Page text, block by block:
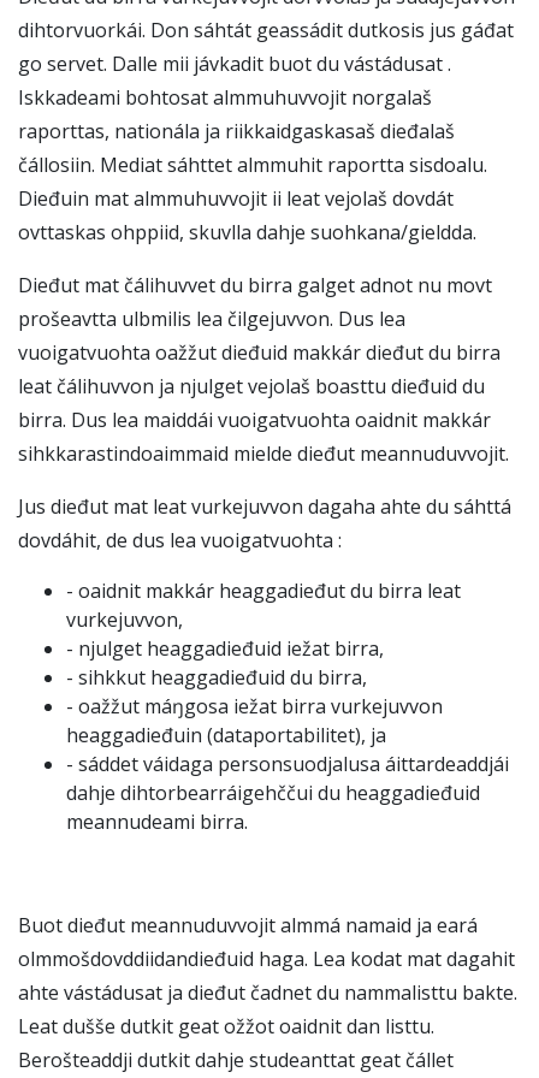
dihtorvuorkái. Don sáhtát geassádit dutkosis jus gáđat
go servet. Dalle mii jávkadit buot du vástádusat .
Iskkadeami bohtosat almmuhuvvojit norgalaš
raporttas, nationála ja riikkaidgaskasaš dieđalaš
čállosiin. Mediat sáhttet almmuhit raportta sisdoalu.
Dieđuin mat almmuhuvvojit ii leat vejolaš dovdát
ovttaskas ohppiid, skuvlla dahje suohkana/gieldda.
Dieđut mat čálihuvvet du birra galget adnot nu movt
prošeavtta ulbmilis lea čilgejuvvon. Dus lea
vuoigatvuohta oažžut dieđuid makkár dieđut du birra
leat čálihuvvon ja njulget vejolaš boasttu dieđuid du
birra. Dus lea maiddái vuoigatvuohta oaidnit makkár
sihkkarastindoaimmaid mielde dieđut meannuduvvojit.
Jus dieđut mat leat vurkejuvvon dagaha ahte du sáhttá
dovdáhit, de dus lea vuoigatvuohta :
- oaidnit makkár heaggadieđut du birra leat
vurkejuvvon,
- njulget heaggadieđuid iežat birra,
- sihkkut heaggadieđuid du birra,
- oažžut máŋgosa iežat birra vurkejuvvon
heaggadieđuin (dataportabilitet), ja
- sáddet váidaga personsuodjalusa áittardeaddjái
dahje dihtorbearráigehččui du heaggadieđuid
meannudeami birra.
Buot dieđut meannuduvvojit almmá namaid ja eará
olmmošdovddiidandieđuid haga. Lea kodat mat dagahit
ahte vástádusat ja dieđut čadnet du nammalisttu bakte.
Leat dušše dutkit geat ožžot oaidnit dan listtu.
Berošteaddji dutkit dahje studeanttat geat čállet